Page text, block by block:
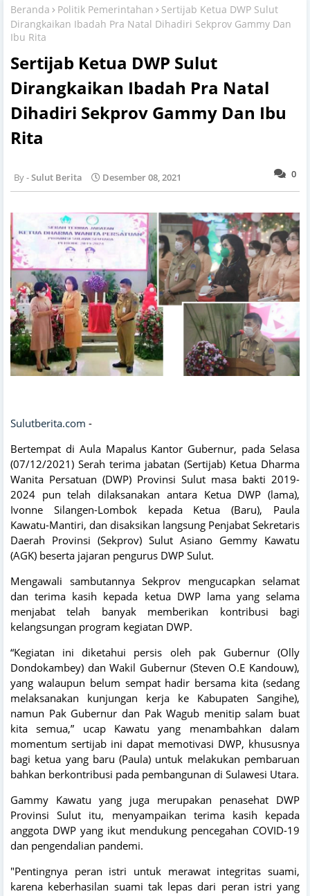
Beranda Politik Pemerintahan
Sertijab Ketua DWP Sulut
Dirangkaikan Ibadah Pra Natal Dihadiri Sekprov Gammy Dan
Ibu Rita
Sertijab Ketua DWP Sulut
Dirangkaikan Ibadah Pra Natal
Dihadiri Sekprov Gammy Dan Ibu
Rita
0
Sulut Berita Desember 08, 2021
Sulutberita.com -
Bertempat di Aula Mapalus Kantor Gubernur, pada Selasa
(07/12/2021) Serah terima jabatan (Sertijab) Ketua Dharma
Wanita Persatuan (DWP) Provinsi Sulut masa bakti 2019-
2024 pun telah dilaksanakan antara Ketua DWP (lama),
Ivonne Silangen-Lombok kepada Ketua (Baru), Paula
Kawatu-Mantiri, dan disaksikan langsung Penjabat Sekretaris
Daerah Provinsi (Sekprov) Sulut Asiano Gemmy Kawatu
(AGK) beserta jajaran pengurus DWP Sulut.
Mengawali sambutannya Sekprov mengucapkan selamat
dan terima kasih kepada ketua DWP lama yang selama
menjabat telah banyak memberikan kontribusi bagi
kelangsungan program kegiatan DWP.
“Kegiatan ini diketahui persis oleh pak Gubernur (Olly
Dondokambey) dan Wakil Gubernur (Steven O.E Kandouw),
yang walaupun belum sempat hadir bersama kita (sedang
melaksanakan kunjungan kerja ke Kabupaten Sangihe),
namun Pak Gubernur dan Pak Wagub menitip salam buat
kita semua,” ucap Kawatu yang menambahkan dalam
momentum sertijab ini dapat memotivasi DWP, khususnya
bagi ketua yang baru (Paula) untuk melakukan pembaruan
bahkan berkontribusi pada pembangunan di Sulawesi Utara.
Gammy Kawatu yang juga merupakan penasehat DWP
Provinsi Sulut itu, menyampaikan terima kasih kepada
anggota DWP yang ikut mendukung pencegahan COVID-19
dan pengendalian pandemi.
"Pentingnya peran istri untuk merawat integritas suami,
karena keberhasilan suami tak lepas dari peran istri yang